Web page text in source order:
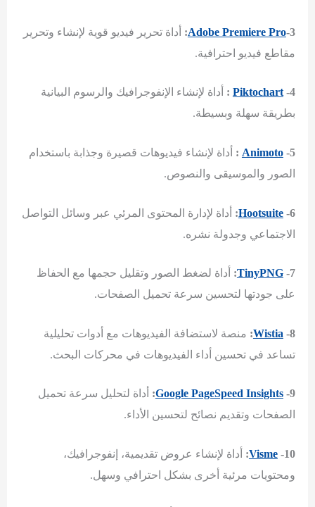
Adobe Premiere Pro-3:
أداة تحرير فيديو قوية لإنشاء وتحرير
مقاطع فيديو احترافية.
Piktochart-4 :
أداة لإنشاء الإنفوجرافيك والرسوم البيانية
بطريقة سهلة وبسيطة.
Animoto-5 :
أداة لإنشاء فيديوهات قصيرة وجذابة باستخدام
الصور والموسيقى والنصوص.
Hootsuite-6:
أداة لإدارة المحتوى المرئي عبر وسائل التواصل
الاجتماعي وجدولة نشره.
TinyPNG-7:
أداة لضغط الصور وتقليل حجمها مع الحفاظ
على جودتها لتحسين سرعة تحميل الصفحات.
Wistia -8:
منصة لاستضافة الفيديوهات مع أدوات تحليلية
تساعد في تحسين أداء الفيديوهات في محركات البحث.
Google PageSpeed Insights-9:
أداة لتحليل سرعة تحميل
الصفحات وتقديم نصائح لتحسين الأداء.
Visme-10:
أداة لإنشاء عروض تقديمية، إنفوجرافيك،
ومحتويات مرئية أخرى بشكل احترافي وسهل.